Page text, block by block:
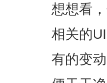
想想看
相关的
有的变